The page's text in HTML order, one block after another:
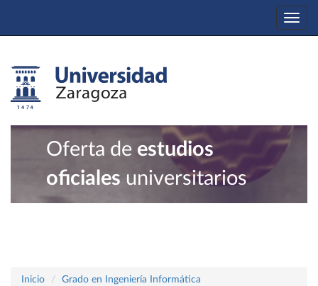
Oferta de estudios
oficiales universitarios
Inicio
Grado en Ingeniería Informática